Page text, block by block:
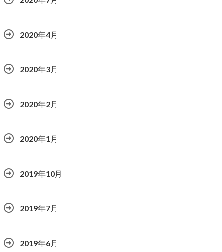
2020年4月
2020年3月
2020年2月
2020年1月
2019年10月
2019年7月
2019年6月